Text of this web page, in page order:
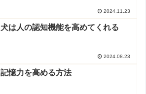
2024.11.23
犬は人の認知機能を高めてくれる
2024.08.23
記憶力を高める方法